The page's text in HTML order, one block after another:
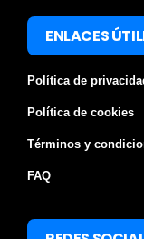
ENLACES
Política de
Política de cookies
Términos y
FAQ